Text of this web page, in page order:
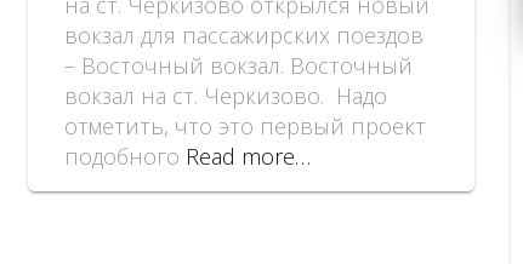
вокзал для пассажирских поездов
– Восточный вокзал. Восточный
вокзал на ст. Черкизово. Надо
отметить, что это первый проект
подобного Read more…